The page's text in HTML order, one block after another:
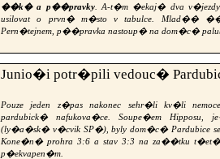
��k� a p��pravky. A-t�m �ekaj� dva
usilovat o prvn� m�sto v tabulce. Mlad��
Pern�tejnem, p��pravka nastoup� na dom�c�
Junio�i potr�pili vedouc�
Pouze jeden z�pas nakonec sehr�li kv�li
pardubick� nafukova�ce. Soupe�em
(ly�a�sk� v�cvik SP�), byly dom�c� Pardubice
Kone�n� prohra 3:6 a stav 3:3 na za��tku
p�ekvapen�m.